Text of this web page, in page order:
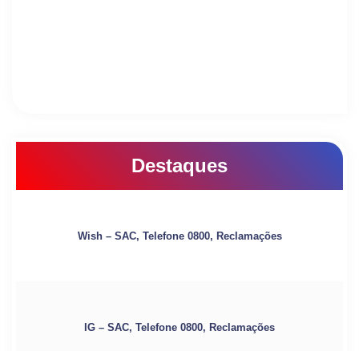
Destaques
Wish – SAC, Telefone 0800, Reclamações
IG – SAC, Telefone 0800, Reclamações